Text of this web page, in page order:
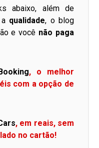
abaixo, além de
qualidade, o blog
e você não paga
, o melhor
com a opção de
, em reais, sem
no cartão!